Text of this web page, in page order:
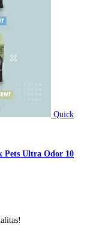
Quick
Pets Ultra Odor 10